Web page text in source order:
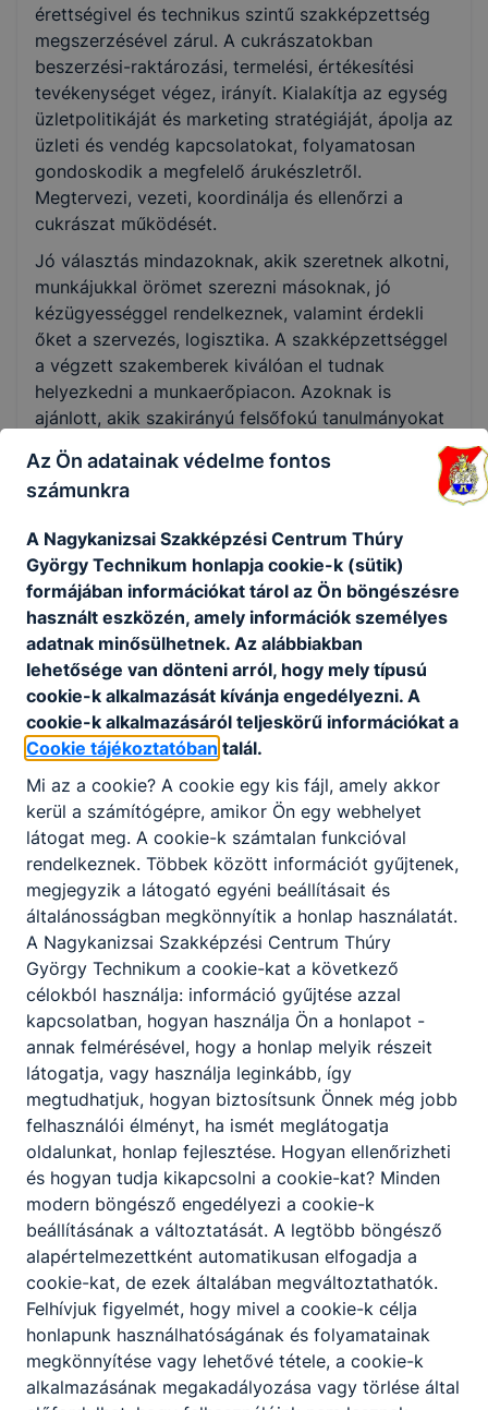
KKK/PTT
KKK letöltése (pdf)
PTT letöltése (pdf)
Okleveles technikusképzés
érettségivel és technikus szintű szakképzettség
megszerzésével zárul. A cukrászatokban
beszerzési-raktározási, termelési, értékesítési
tevékenységet végez, irányít. Kialakítja az egység
üzletpolitikáját és marketing stratégiáját, ápolja az
üzleti és vendég kapcsolatokat, folyamatosan
gondoskodik a megfelelő árukészletről.
Megtervezi, vezeti, koordinálja és ellenőrzi a
cukrászat működését.
Jó választás mindazoknak, akik szeretnek alkotni,
munkájukkal örömet szerezni másoknak, jó
kézügyességgel rendelkeznek, valamint érdekli
őket a szervezés, logisztika. A szakképzettséggel
a végzett szakemberek kiválóan el tudnak
helyezkedni a munkaerőpiacon. Azoknak is
ajánlott, akik szakirányú felsőfokú tanulmányokat
szeretnének folytatni a későbbiekben.
Kézügyesség, esztétikai érzék, pontosság, jó
ízérzékelés. Jó kommunikációs készség,
problémamegoldó képesség, empátia, jó
szervezőkészség, kreativitás, együttműködő
képesség, nagy terhelhetőség, stressztűrő
képesség.
A SZAKKÉPZETTSÉGGEL RENDELKEZŐ
irányítja, szervezi, ellenőrzi —
tulajdonosként, alkalmazottként — az
árubeszerzési, a raktározási, a termelési,
az értékesítési és kiszállítási
tevékenységeket;
termelési tevékenységet végez,
cukrászsüteményeket, fagylaltokat,
bonbonokat, alkalmi díszmunkákat állít elő,
összehangolja, ellenőrzi a különböző
termelési munkafolyamatokat;
értékesítő tevékenységet végez,
foglalkozik a vendégek visszajelzéseivel,
panaszaival, felvetéseivel folyamatosan
gondoskodik a megfelelő árukészletről;
a cukrászvállalkozások üzemeltetéséhez
szükséges vezetői, szervezői,
gazdálkodási feladatot lát el;
közvetlenül kijelöli a feladatokat, elkészíti
a munkaidő-beosztást, betanítja és
felügyeli a cukrászat személyzetét,
összehangolja, irányítja a munkavállalók
tevékenységét, ellenőrzi a végzett munka
minőségét;
ismeri és képes alkalmazni a szakterülete
Az Ön adatainak védelme fontos
számunkra
A Nagykanizsai Szakképzési Centrum Thúry
György Technikum honlapja cookie-k (sütik)
formájában információkat tárol az Ön böngészésre
használt eszközén, amely információk személyes
adatnak minősülhetnek. Az alábbiakban
lehetősége van dönteni arról, hogy mely típusú
cookie-k alkalmazását kívánja engedélyezni. A
cookie-k alkalmazásáról teljeskörű információkat a
Cookie tájékoztatóban talál.
Mi az a cookie? A cookie egy kis fájl, amely akkor
kerül a számítógépre, amikor Ön egy webhelyet
látogat meg. A cookie-k számtalan funkcióval
rendelkeznek. Többek között információt gyűjtenek,
megjegyzik a látogató egyéni beállításait és
általánosságban megkönnyítik a honlap használatát.
A Nagykanizsai Szakképzési Centrum Thúry
György Technikum a cookie-kat a következő
célokból használja: információ gyűjtése azzal
kapcsolatban, hogyan használja Ön a honlapot -
annak felmérésével, hogy a honlap melyik részeit
látogatja, vagy használja leginkább, így
megtudhatjuk, hogyan biztosítsunk Önnek még jobb
felhasználói élményt, ha ismét meglátogatja
oldalunkat, honlap fejlesztése. Hogyan ellenőrizheti
és hogyan tudja kikapcsolni a cookie-kat? Minden
modern böngésző engedélyezi a cookie-k
beállításának a változtatását. A legtöbb böngésző
alapértelmezettként automatikusan elfogadja a
cookie-kat, de ezek általában megváltoztathatók.
Felhívjuk figyelmét, hogy mivel a cookie-k célja
honlapunk használhatóságának és folyamatainak
megkönnyítése vagy lehetővé tétele, a cookie-k
alkalmazásának megakadályozása vagy törlése által